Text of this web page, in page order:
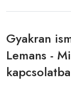
Gyakran
Lemans -